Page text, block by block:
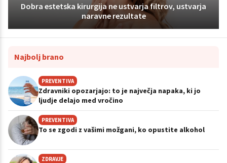
Dobra estetska kirurgija ne ustvarja filtrov, ustvarja
naravne rezultate
Najbolj brano
PREVENTIVA
Zdravniki opozarjajo: to je največja napaka, ki jo
ljudje delajo med vročino
PREVENTIVA
To se zgodi z vašimi možgani, ko opustite alkohol
ZDRAVJE